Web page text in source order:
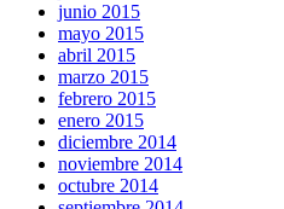
junio 2015
mayo 2015
abril 2015
marzo 2015
febrero 2015
enero 2015
diciembre 2014
noviembre 2014
octubre 2014